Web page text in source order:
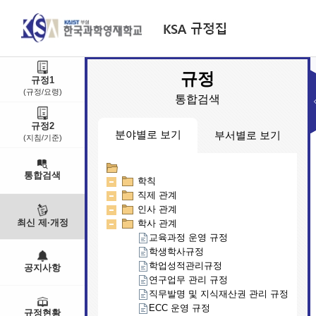
규정1
(규정/요령)
규정2
(지침/기준)
통합검색
최신 제·개정
공지사항
규정현황
규정
통합검색
분야별로 보기
학칙
직제 관계
인사 관계
학사 관계
교육과정 운영 규정
학생학사규정
학업성적관리규정
연구업무 관리 규정
직무발명 및 지식재산권 관리 규정
ECC 운영 규정
부서별로 보기
교무연구부
대외기획부
학생생활부
행정지원부
인문예술학부
입학팀